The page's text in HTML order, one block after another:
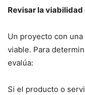
Revisar la
Un proyecto con
viable. Para
evalúa:
Si el producto o